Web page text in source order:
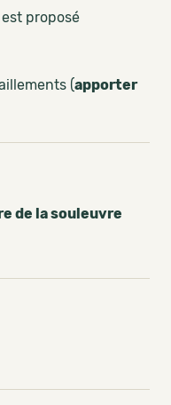
proposé
(apporter
de la souleuvre